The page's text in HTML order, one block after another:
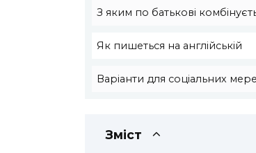
З яким по батькові
Як пишеться на англійській
Варіанти для соціальних
Зміст